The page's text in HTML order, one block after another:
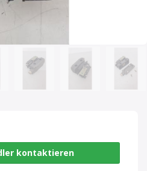
kontaktieren